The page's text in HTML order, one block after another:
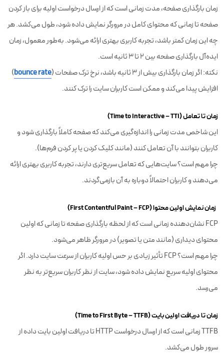
زمان بارگذاری صفحه، مدت زمانی است که از ارسال درخواست اولیه برای باز کردن
صفحه تا زمانی که محتوای کامل در مرورگر نمایش داده شود، طول می‌کشد. هر
چه این زمان کمتر باشد، تجربه کاربری بهتری ارائه می‌شود. به‌طور معمول، زمان
ایده‌آل بارگذاری صفحه بین 2 تا 3 ثانیه است.
نکته: اگر زمان بارگذاری بیش از 3 ثانیه باشد، نرخ ترک صفحات (
bounce rate
)
افزایش پیدا می‌کند و ممکن است کاربران سایت را ترک کنند.
زمان تا تعامل (Time to Interactive – TTI)
این شاخص مدت زمانی را اندازه‌گیری می‌کند که صفحه کاملاً بارگذاری شود و
کاربران بتوانند با آن تعامل کنند (مانند کلیک کردن یا پر کردن فرم‌ها).
چرا مهم است؟ سایت‌هایی که تعامل سریع‌تری دارند، تجربه کاربری بهتری ارائه
می‌دهند و کاربران احتمالاً دوباره به آن بازمی‌گردند.
زمان نمایش اولین محتوا (First Contentful Paint – FCP)
FCP نشان‌دهنده زمانی است که از لحظه بارگذاری صفحه تا زمانی که اولین
محتوای دیداری (مانند متن یا تصویر) در مرورگر ظاهر می‌شود.
چرا مهم است؟ FCP تأثیر زیادی بر حس اولیه کاربران از سرعت سایت دارد. اگر
محتوای اولیه سریع نمایش داده شود، سایت از نظر کاربران سریع‌تر به نظر
می‌رسد.
زمان تا دریافت اولین بایت (Time to First Byte – TTFB)
TTFB زمانی است که از ارسال درخواست HTTP تا دریافت اولین بایت داده از
سرور طول می‌کشد.